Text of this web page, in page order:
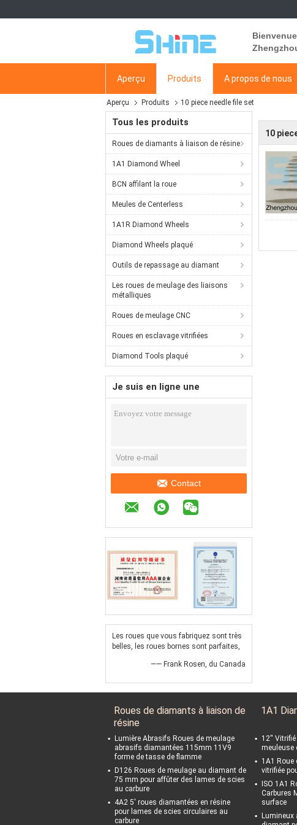
Aperçu Produits A propos de nous
Aperçu Produits 10 piece needle file set
Tous les produits
Roues de diamants à liaison de résine
1A1 Diamond Wheel
BCN affilant la roue
Meules de Centerless
1A1R Diamond Wheels
Diamond Wheels plaqué
Outils de repassage au diamant
Les roues de meulage des liaisons
métalliques
Roues de meulage CNC
Roues en esclavage vitrifiées
Diamond Tools plaqué
Je suis en ligne une
discussion en ligne
Contact
Les roues que vous fabriquez sont très
belles, les roues bornes sont parfaites,
—— Frank Rosen, du Canada
10
Roues de diamants à liaison de
résine
Lumière Abrasifs Roues de meulage
abrasifs diamantées 115mm 11V9
forme de tasse de flamme
D126 Roues de meulage au diamant de
75 mm pour affûter des lames de scies
au carbure
4A2 5' roues diamantées en résine
pour lames de scies circulaires au
carbure
1A1
12''
meuleuse
1A1 Roue
vitrifiée
ISO 1A1
Carbures
surface
Lumineux